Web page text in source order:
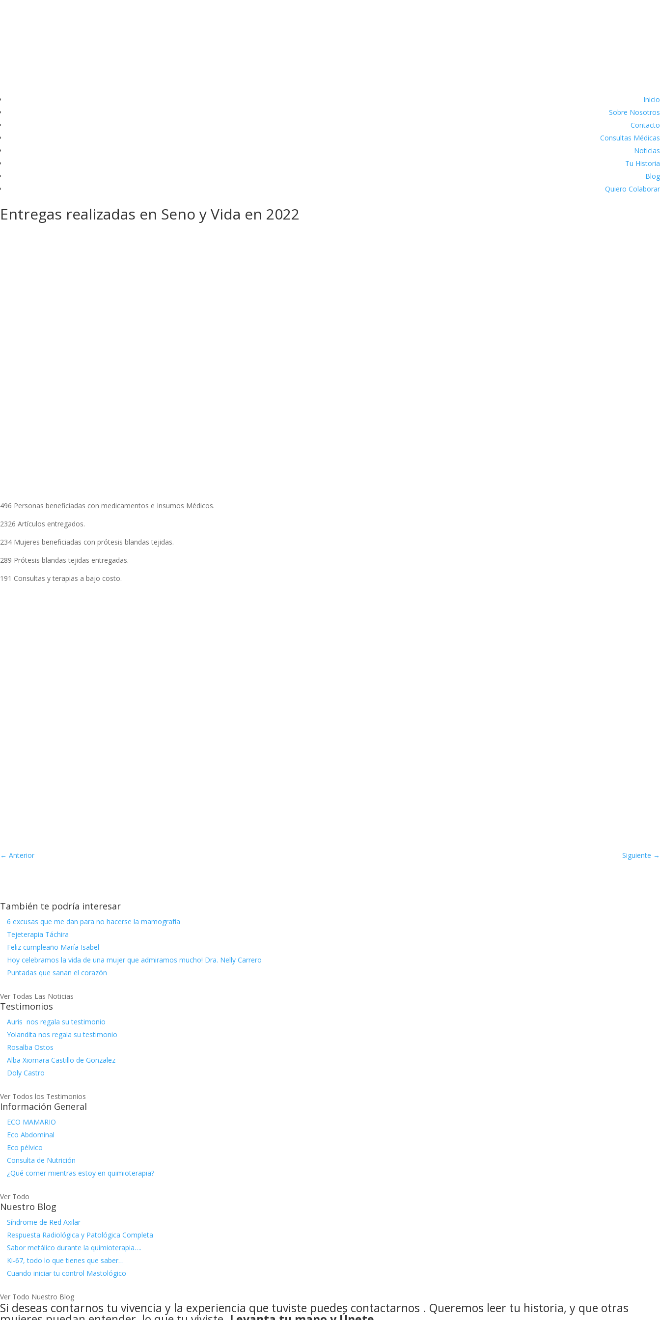
Inicio
Sobre Nosotros
Contacto
Consultas Médicas
Noticias
Tu Historia
Blog
Quiero Colaborar
Entregas realizadas en Seno y Vida en 2022
496 Personas beneficiadas con medicamentos e Insumos Médicos.
2326 Artículos entregados.
234 Mujeres beneficiadas con prótesis blandas tejidas.
289 Prótesis blandas tejidas entregadas.
191 Consultas y terapias a bajo costo.
← Anterior Siguiente →
También te podría interesar
6 excusas que me dan para no hacerse la mamografía
Tejeterapia Táchira
Feliz cumpleaño María Isabel
Hoy celebramos la vida de una mujer que admiramos mucho! Dra. Nelly Carrero
Puntadas que sanan el corazón
Ver Todas Las Noticias
Testimonios
Auris nos regala su testimonio
Yolandita nos regala su testimonio
Rosalba Ostos
Alba Xiomara Castillo de Gonzalez
Doly Castro
Ver Todos los Testimonios
Información General
ECO MAMARIO
Eco Abdominal
Eco pélvico
Consulta de Nutrición
¿Qué comer mientras estoy en quimioterapia?
Ver Todo
Nuestro Blog
Síndrome de Red Axilar
Respuesta Radiológica y Patológica Completa
Sabor metálico durante la quimioterapia….
Ki-67, todo lo que tienes que saber…
Cuando iniciar tu control Mastológico
Ver Todo Nuestro Blog
Si deseas contarnos tu vivencia y la experiencia que tuviste puedes contactarnos . Queremos leer tu historia, y que otras